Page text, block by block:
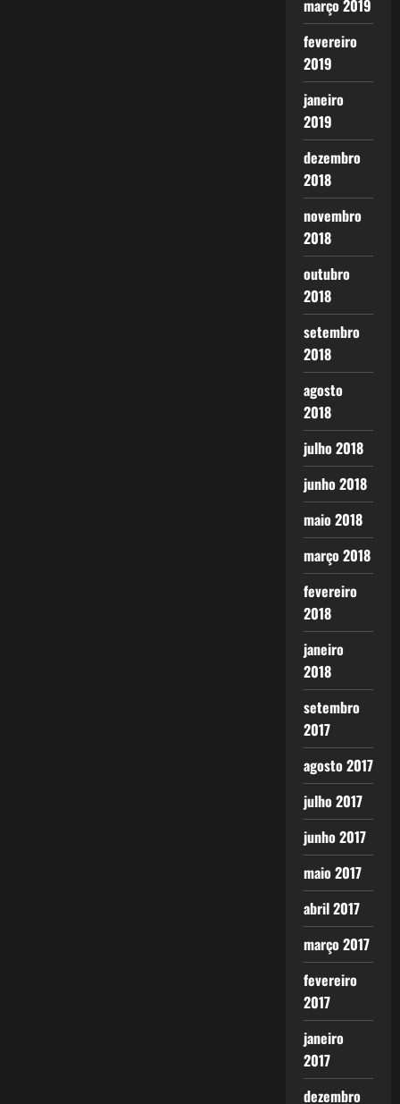
março 2019
fevereiro
2019
janeiro
2019
dezembro
2018
novembro
2018
outubro
2018
setembro
2018
agosto
2018
julho 2018
junho 2018
maio 2018
março 2018
fevereiro
2018
janeiro
2018
setembro
2017
agosto 2017
julho 2017
junho 2017
maio 2017
abril 2017
março 2017
fevereiro
2017
janeiro
2017
dezembro